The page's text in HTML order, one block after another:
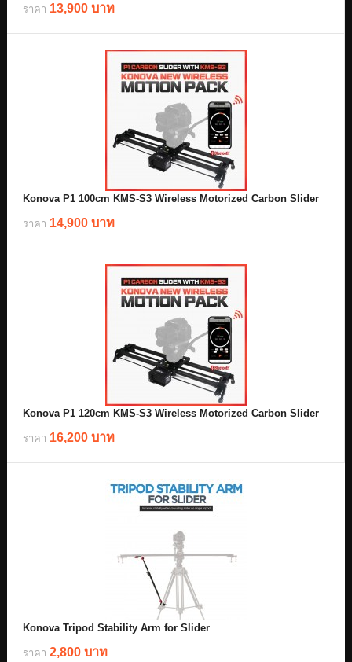
ราคา 13,900 บาท
Konova P1 100cm KMS-S3 Wireless Motorized Carbon Slider
ราคา 14,900 บาท
Konova P1 120cm KMS-S3 Wireless Motorized Carbon Slider
ราคา 16,200 บาท
Konova Tripod Stability Arm for Slider
ราคา 2,800 บาท